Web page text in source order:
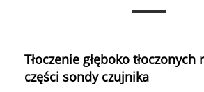
Tłoczenie głęboko
części sondy czujnika